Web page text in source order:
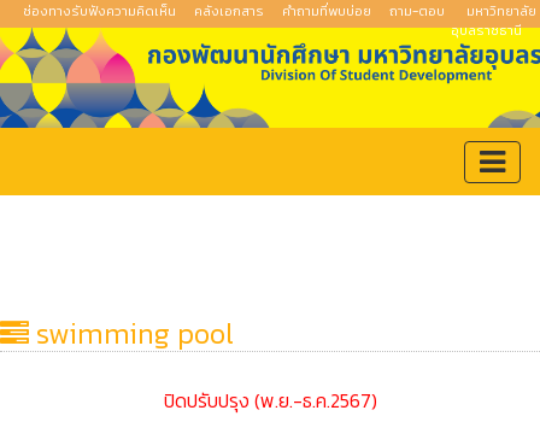
ช่องทางรับฟังความคิดเห็น คลังเอกสาร คำถามที่พบบ่อย ถาม-ตอบ
มหาวิทยาลัย
อุบลราชธานี
swimming pool
ปิดปรับปรุง (พ.ย.-ธ.ค.2567)